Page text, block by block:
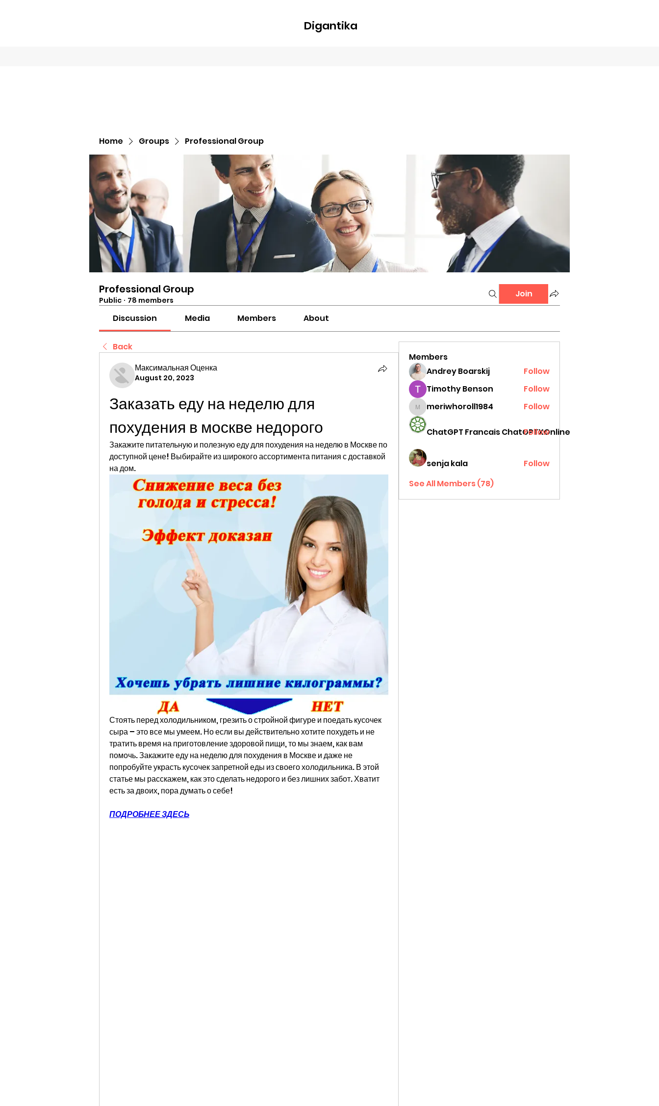
Digantika
Home Groups Professional Group
Professional Group
Public · 78 members
Join
Discussion Media Members About
Back
Максимальная Оценка
August 20, 2023
Заказать еду на неделю для
похудения в москве недорого
Закажите питательную и полезную еду для похудения на неделю в Москве по
доступной цене! Выбирайте из широкого ассортимента питания с доставкой
на дом.
Стоять перед холодильником, грезить о стройной фигуре и поедать кусочек
сыра – это все мы умеем. Но если вы действительно хотите похудеть и не
тратить время на приготовление здоровой пищи, то мы знаем, как вам
помочь. Закажите еду на неделю для похудения в Москве и даже не
попробуйте украсть кусочек запретной еды из своего холодильника. В этой
статье мы расскажем, как это сделать недорого и без лишних забот. Хватит
есть за двоих, пора думать о себе!
ПОДРОБНЕЕ ЗДЕСЬ
Members
Andrey Boarskij
Follow
Timothy Benson
Follow
meriwhoroll1984
meriwhoroll1984 Follow
ChatGPT Francais ChatGPTXOnline
Follow
senja kala
Follow
See All Members (78)